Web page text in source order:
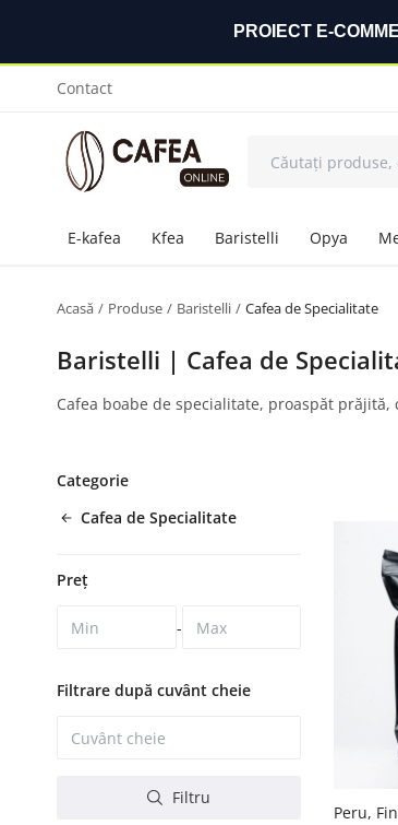
PROIECT E-
Contact
E-kafea Kfea Baristelli Opya
Acasă Produse Baristelli Cafea de Specialitate
Baristelli | Cafea de
Cafea boabe de specialitate, proaspăt
Categorie
Cafea de Specialitate
Preț
-
Filtrare după cuvânt cheie
Filtru
Peru,